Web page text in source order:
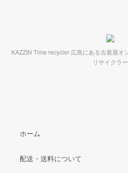
KAZZIN Time recycler 広島にある古着屋オ
リサイクラー
ホーム
配送・送料について